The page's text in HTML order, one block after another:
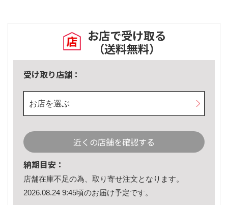
お店で受け取る
（送料無料）
受け取り店舗：
お店を選ぶ
近くの店舗を確認する
納期目安：
店舗在庫不足の為、取り寄せ注文となります。
2026.08.24 9:45頃のお届け予定です。